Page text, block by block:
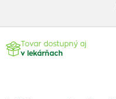
Tovar dostupný aj
v lekárňach